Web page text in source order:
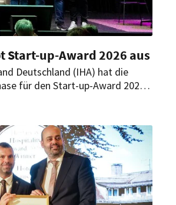
Start-up-Award 2026 aus
Deutschland (IHA) hat die
für den Start-up-Award 2026
Bewerbungen sind noch
möglich.